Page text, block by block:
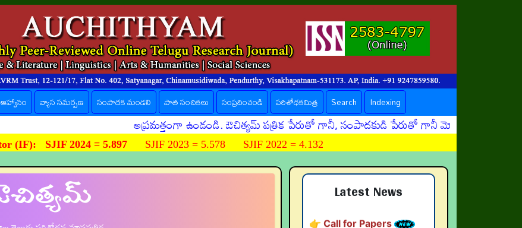
వ్యాస సమర్పణ సంపాదక మండలి పాత సంచికలు సంప్రదించండి పరిశోధకమిత్ర Search Indexing
అప్రమత్తంగా ఉండండి. ఔచిత్యమ్ పత్రిక పేరుతో గానీ, సంపాదకుడి పేరుతో గానీ మోసపూరితమైన
(IF): SJIF 2024 = 5.897SJIF 2023 = 5.578 SJIF 2022 = 4.132
Latest News
👉 నవతరం పరిశోధనలు
👉 Current Issue
👉 Author Guidelines